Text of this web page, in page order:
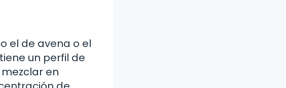
el de avena o el
un perfil de
en